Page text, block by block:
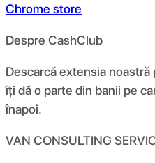
Chrome store
Despre CashClub
Descarcă extensia
îți dă o parte din banii pe
înapoi.
VAN CONSULTING